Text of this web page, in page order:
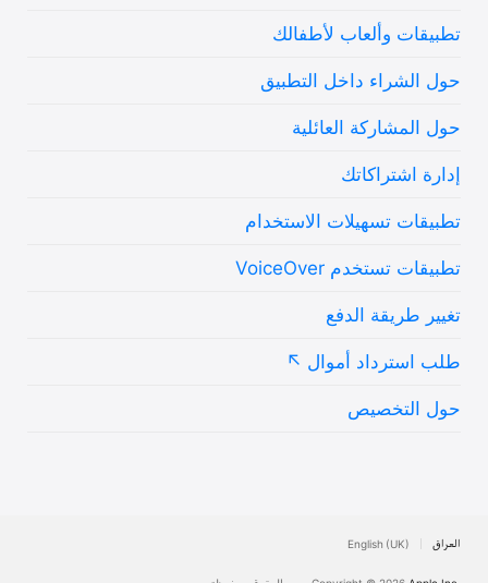
تطبيقات وألعاب لأطفالك
حول الشراء داخل التطبيق
حول المشاركة العائلية
إدارة اشتراكاتك
تطبيقات تسهيلات الاستخدام
تطبيقات تستخدم VoiceOver
تغيير طريقة الدفع
طلب استرداد أموال
حول التخصيص
العراق English (UK)